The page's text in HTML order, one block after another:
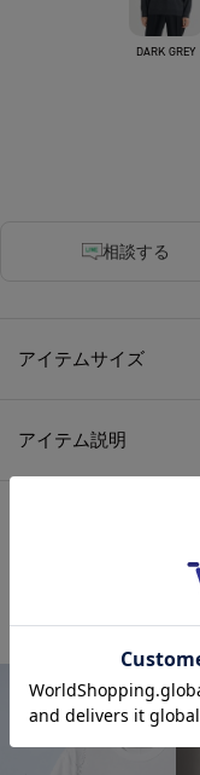
DARK GREY
相談する
アイテムサイズ
アイテム説明
THE